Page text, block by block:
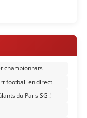
championnats
football en direct
du Paris SG !